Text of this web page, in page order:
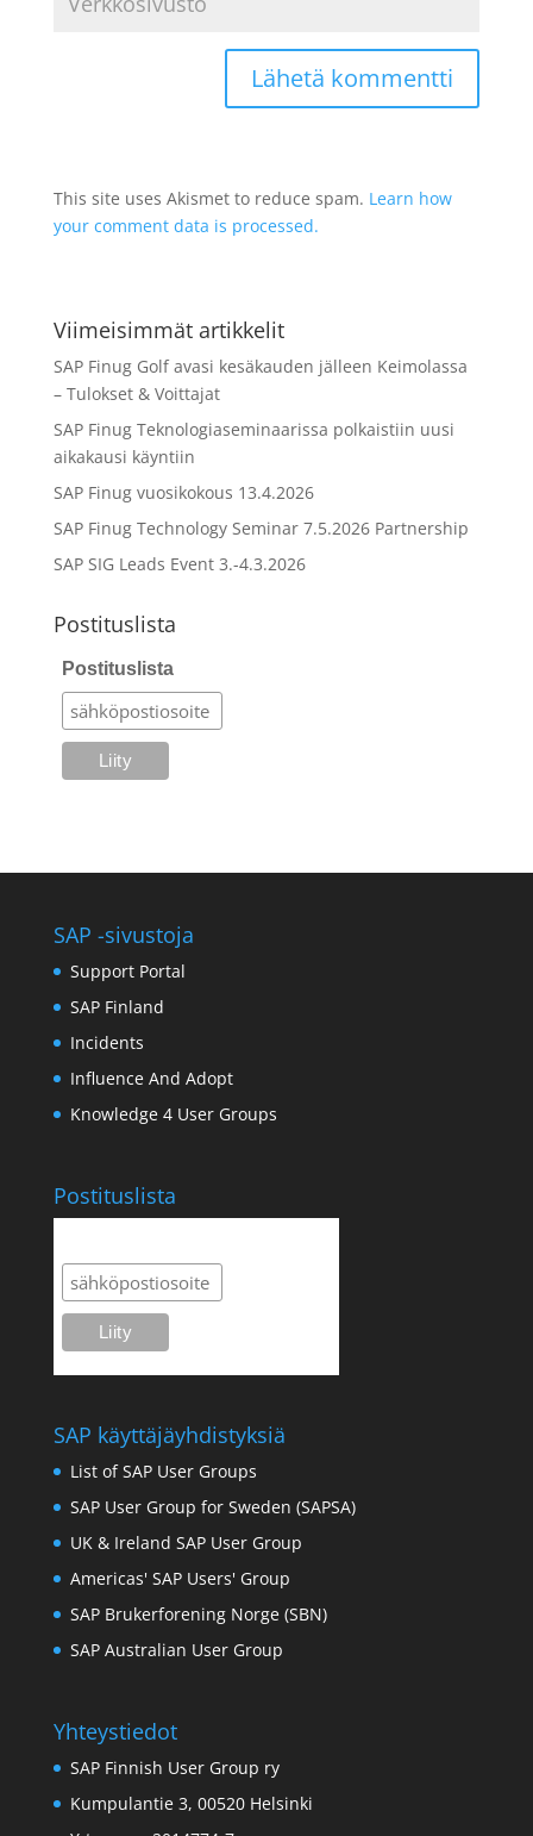
This site uses Akismet to reduce spam. Learn how
your comment data is processed.
Viimeisimmät artikkelit
SAP Finug Golf avasi kesäkauden jälleen Keimolassa
– Tulokset & Voittajat
SAP Finug Teknologiaseminaarissa polkaistiin uusi
aikakausi käyntiin
SAP Finug vuosikokous 13.4.2026
SAP Finug Technology Seminar 7.5.2026 Partnership
SAP SIG Leads Event 3.-4.3.2026
Postituslista
Postituslista
SAP -sivustoja
Support Portal
SAP Finland
Incidents
Influence And Adopt
Knowledge 4 User Groups
Postituslista
SAP käyttäjäyhdistyksiä
List of SAP User Groups
SAP User Group for Sweden (SAPSA)
UK & Ireland SAP User Group
Americas' SAP Users' Group
SAP Brukerforening Norge (SBN)
SAP Australian User Group
Yhteystiedot
SAP Finnish User Group ry
Kumpulantie 3, 00520 Helsinki